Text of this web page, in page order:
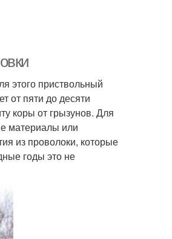
этого приствольный
от пяти до десяти
коры от грызунов. Для
материалы или
из проволоки, которые
годы это не